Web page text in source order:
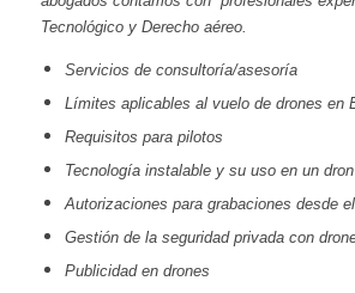
Tecnológico y Derecho aéreo.
Servicios de consultoría/asesoría
Límites aplicables al vuelo de drones en
Requisitos para pilotos
Tecnología instalable y su uso en un dron
Autorizaciones para grabaciones desde
Gestión de la seguridad privada con
Publicidad en drones